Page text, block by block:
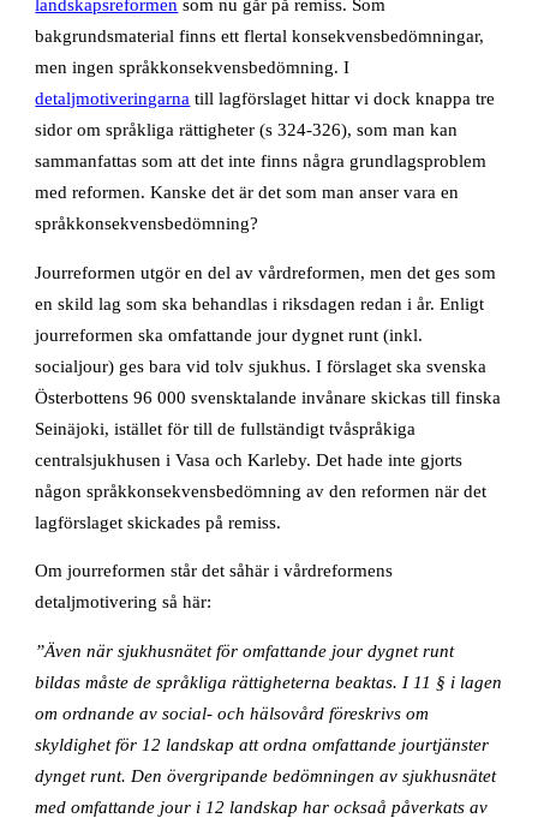
landskapsreformen som nu går på remiss. Som
bakgrundsmaterial finns ett flertal konsekvensbedömningar,
men ingen språkkonsekvensbedömning. I
detaljmotiveringarna till lagförslaget hittar vi dock knappa tre
sidor om språkliga rättigheter (s 324-326), som man kan
sammanfattas som att det inte finns några grundlagsproblem
med reformen. Kanske det är det som man anser vara en
språkkonsekvensbedömning?
Jourreformen utgör en del av vårdreformen, men det ges som
en skild lag som ska behandlas i riksdagen redan i år. Enligt
jourreformen ska omfattande jour dygnet runt (inkl.
socialjour) ges bara vid tolv sjukhus. I förslaget ska svenska
Österbottens 96 000 svensktalande invånare skickas till finska
Seinäjoki, istället för till de fullständigt tvåspråkiga
centralsjukhusen i Vasa och Karleby. Det hade inte gjorts
någon språkkonsekvensbedömning av den reformen när det
lagförslaget skickades på remiss.
Om jourreformen står det såhär i vårdreformens
detaljmotivering så här:
”Även när sjukhusnätet för omfattande jour dygnet runt
bildas måste de språkliga rättigheterna beaktas. I 11 § i lagen
om ordnande av social- och hälsovård föreskrivs om
skyldighet för 12 landskap att ordna omfattande jourtjänster
dynget runt. Den övergripande bedömningen av sjukhusnätet
med omfattande jour i 12 landskap har ocksaå påverkats av